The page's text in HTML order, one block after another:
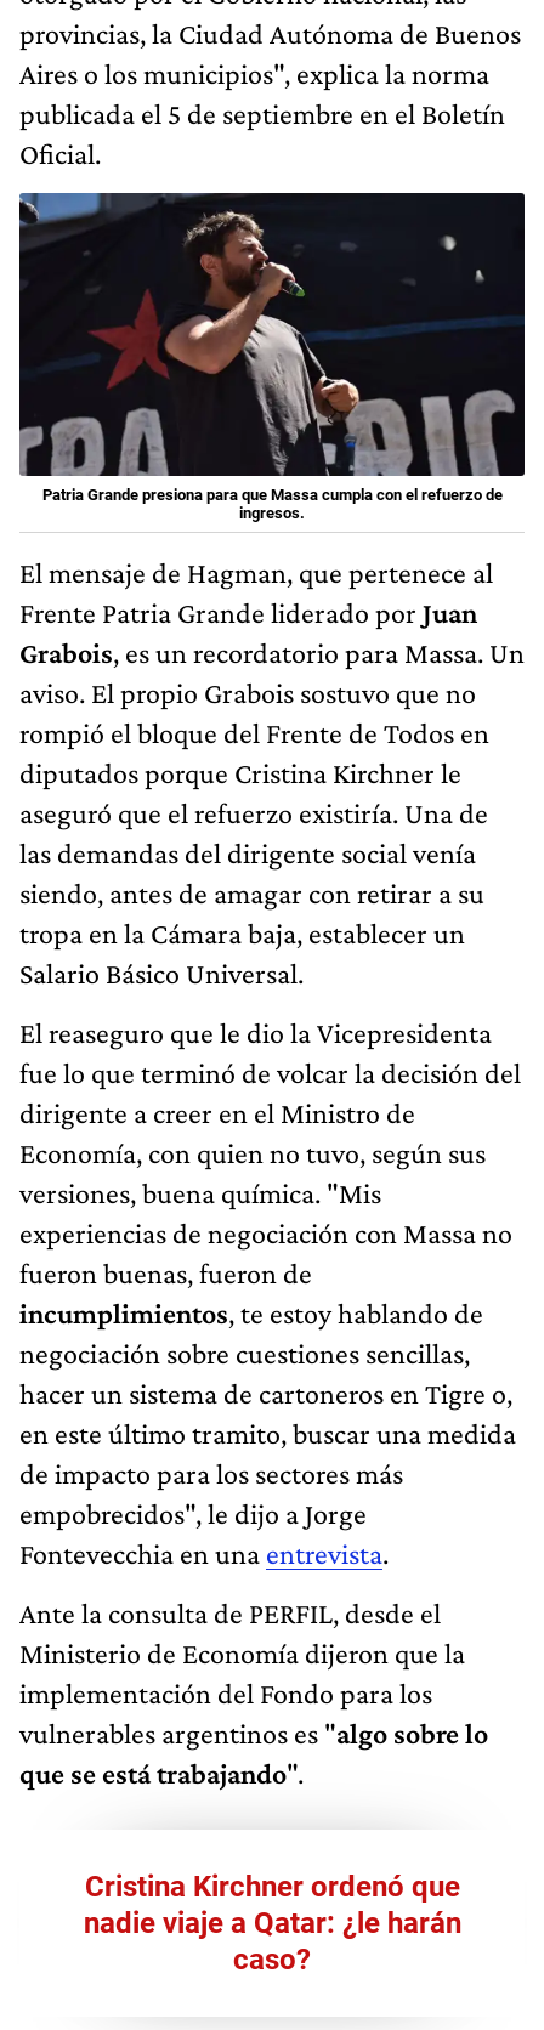
provincias, la Ciudad Autónoma de Buenos
Aires o los municipios", explica la norma
publicada el 5 de septiembre en el Boletín
Oficial.
Patria Grande presiona para que Massa cumpla con el refuerzo de
ingresos.
El mensaje de Hagman, que pertenece al
Frente Patria Grande liderado por Juan
Grabois, es un recordatorio para Massa. Un
aviso. El propio Grabois sostuvo que no
rompió el bloque del Frente de Todos en
diputados porque Cristina Kirchner le
aseguró que el refuerzo existiría. Una de
las demandas del dirigente social venía
siendo, antes de amagar con retirar a su
tropa en la Cámara baja, establecer un
Salario Básico Universal.
El reaseguro que le dio la Vicepresidenta
fue lo que terminó de volcar la decisión del
dirigente a creer en el Ministro de
Economía, con quien no tuvo, según sus
versiones, buena química. "Mis
experiencias de negociación con Massa no
fueron buenas, fueron de
incumplimientos, te estoy hablando de
negociación sobre cuestiones sencillas,
hacer un sistema de cartoneros en Tigre o,
en este último tramito, buscar una medida
de impacto para los sectores más
empobrecidos", le dijo a Jorge
Fontevecchia en una entrevista.
Ante la consulta de PERFIL, desde el
Ministerio de Economía dijeron que la
implementación del Fondo para los
vulnerables argentinos es "algo sobre lo
que se está trabajando".
Cristina Kirchner ordenó que
nadie viaje a Qatar: ¿le harán
caso?